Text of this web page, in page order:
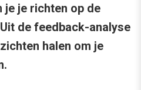
je je richten op de
de feedback-analyse
halen om je